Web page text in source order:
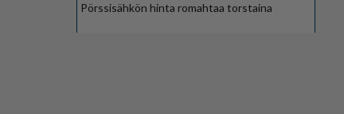
Pörssisähkön hinta romahtaa torstaina